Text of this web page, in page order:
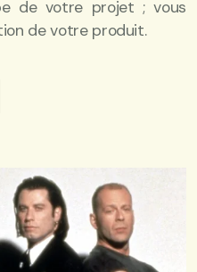
de votre projet ; vous
de votre produit.